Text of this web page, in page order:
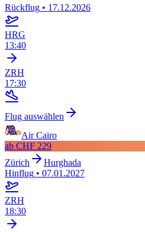
Rückflug • 17.12.2026
HRG
13:40
ZRH
17:30
Flug auswählen
Air Cairo
ab CHF 229
Zürich
Hurghada
Hinflug • 07.01.2027
ZRH
18:30